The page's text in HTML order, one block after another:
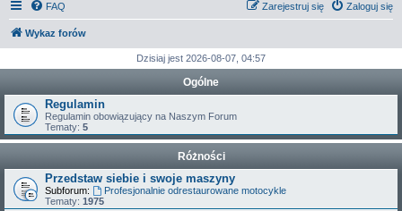
FAQ Zaloguj się
Zarejestruj się
Wykaz forów
Dzisiaj jest 2026-08-07, 04:57
Ogólne
Regulamin
Regulamin obowiązujący na Naszym Forum
Tematy: 5
Różności
Przedstaw siebie i swoje maszyny
Subforum:
Profesjonalnie odrestaurowane motocykle
Tematy: 1975